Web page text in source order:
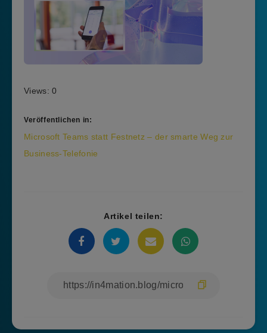
Views: 0
Veröffentlichen in:
Beitragsnavigation
Microsoft Teams statt Festnetz – der smarte Weg zur
Business-Telefonie
Artikel teilen: